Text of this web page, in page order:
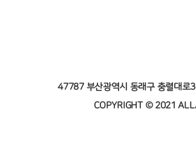
47787 부산광역시 동래구 충렬대로
COPYRIGHT © 2021